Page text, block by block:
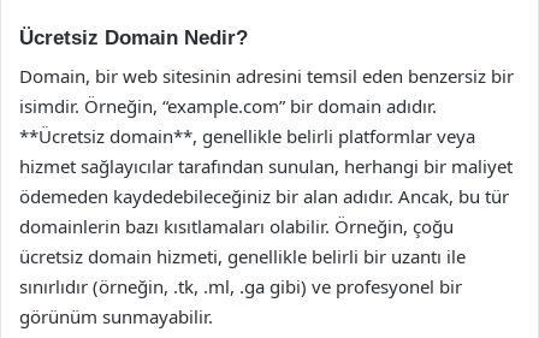
Ücretsiz Domain Nedir?
Domain, bir web sitesinin adresini temsil eden benzersiz bir
isimdir. Örneğin, “example.com” bir domain adıdır.
**Ücretsiz domain**, genellikle belirli platformlar veya
hizmet sağlayıcılar tarafından sunulan, herhangi bir maliyet
ödemeden kaydedebileceğiniz bir alan adıdır. Ancak, bu tür
domainlerin bazı kısıtlamaları olabilir. Örneğin, çoğu
ücretsiz domain hizmeti, genellikle belirli bir uzantı ile
sınırlıdır (örneğin, .tk, .ml, .ga gibi) ve profesyonel bir
görünüm sunmayabilir.